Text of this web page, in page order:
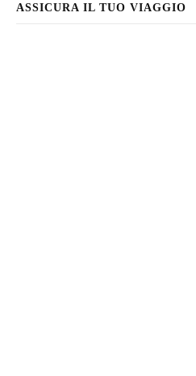
ASSICURA IL TUO VIAGGIO